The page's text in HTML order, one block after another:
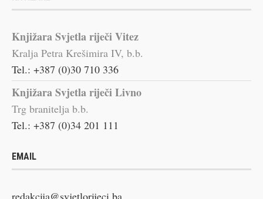
Knjižara Svjetla riječi Vitez
Kralja Petra Krešimira IV, b.b.
Tel.: +387 (0)30 710 336
Knjižara Svjetla riječi Livno
Trg branitelja b.b.
Tel.: +387 (0)34 201 111
EMAIL